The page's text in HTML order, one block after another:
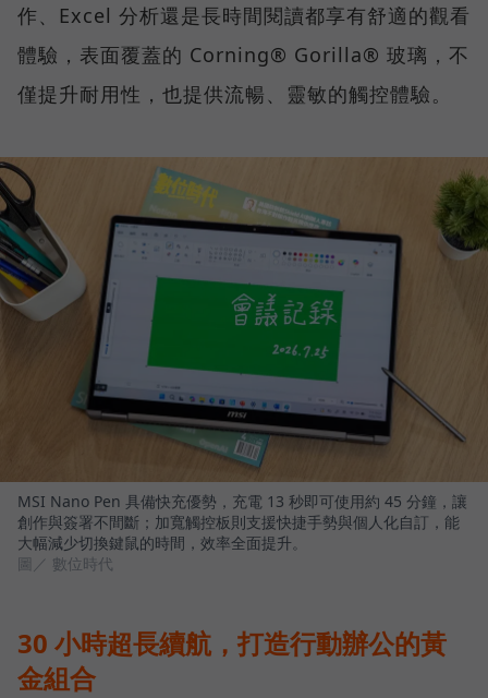
作、Excel 分析還是長時間閱讀都享有舒適的觀看
體驗，表面覆蓋的 Corning® Gorilla® 玻璃，不
僅提升耐用性，也提供流暢、靈敏的觸控體驗。
MSI Nano Pen 具備快充優勢，充電 13 秒即可使用約 45 分鐘，讓
創作與簽署不間斷；加寬觸控板則支援快捷手勢與個人化自訂，能
大幅減少切換鍵鼠的時間，效率全面提升。
圖／ 數位時代
30 小時超長續航，打造行動辦公的黃
金組合